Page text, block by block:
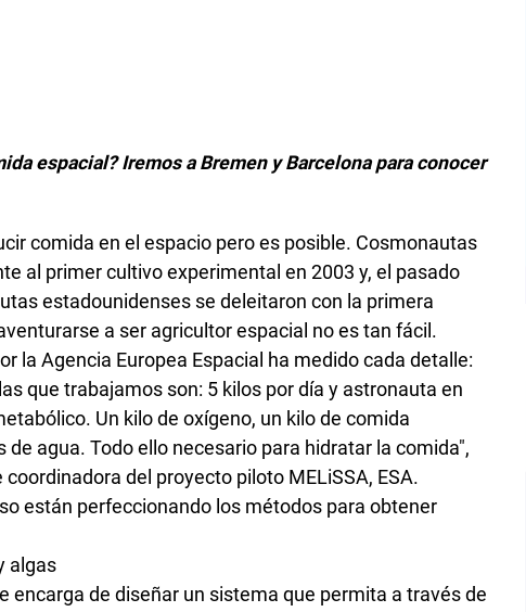
espacial? Iremos a Bremen y Barcelona para conocer
comida en el espacio pero es posible. Cosmonautas
al primer cultivo experimental en 2003 y, el pasado
estadounidenses se deleitaron con la primera
a ser agricultor espacial no es tan fácil.
la Agencia Europea Espacial ha medido cada detalle:
que trabajamos son: 5 kilos por día y astronauta en
Un kilo de oxígeno, un kilo de comida
de agua. Todo ello necesario para hidratar la comida",
del proyecto piloto MELiSSA, ESA.
están perfeccionando los métodos para obtener
algas
encarga de diseñar un sistema que permita a través de